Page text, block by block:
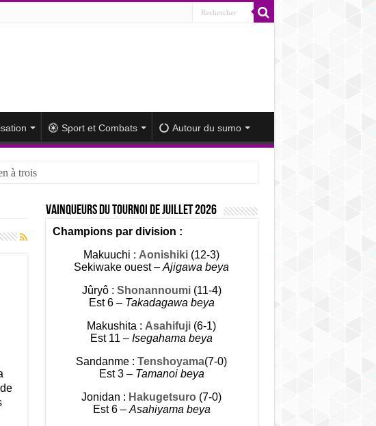
Sport et Combats Autour du sumo
à trois
Vainqueurs du tournoi de Juillet 2026
Champions par division :
Makuuchi : Aonishiki (12-3)
Sekiwake ouest – Ajigawa beya
Jûryô : Shonannoumi (11-4)
Est 6 – Takadagawa beya
Makushita : Asahifuji (6-1)
Est 11 – Isegahama beya
Sandanme : Tenshoyama(7-0)
Est 3 – Tamanoi beya
Jonidan : Hakugetsuro (7-0)
Est 6 – Asahiyama beya